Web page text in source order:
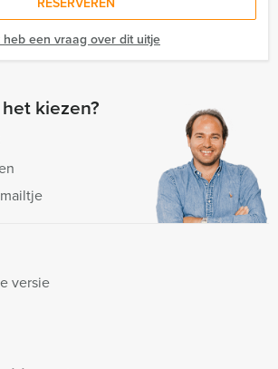
heb een vraag over dit uitje
kiezen?
versie